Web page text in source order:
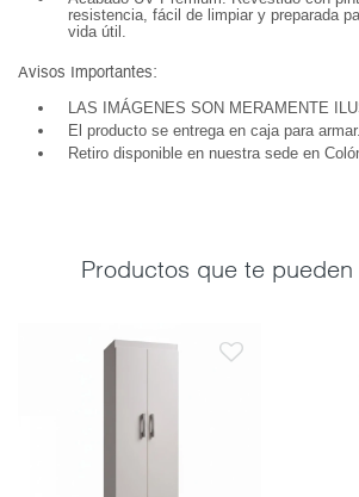
resistencia, fácil de limpiar y preparada
vida útil.
Avisos Importantes:
LAS IMÁGENES SON MERAMENTE
El producto se entrega en caja para armar.
Retiro disponible en nuestra sede en
Productos que te pueden